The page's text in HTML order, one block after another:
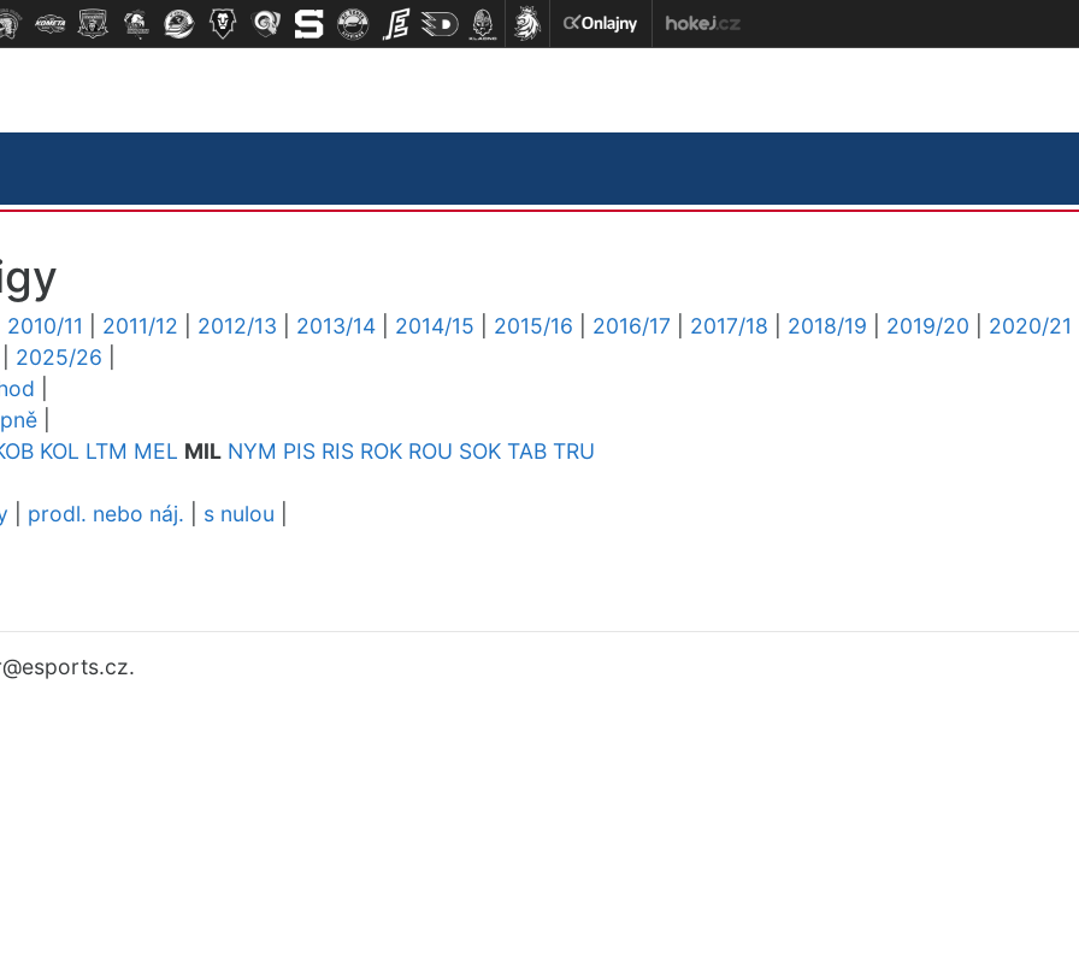
2010/11 2011/12 2012/13 2013/14 2014/15 2015/16 2016/17 2017/18 2018/19 2019/20
2020/21
2025/26
KOL LTM MEL MIL NYM PIS RIS ROK ROU SOK TAB TRU
prodl. nebo náj. s nulou
@esports.cz.